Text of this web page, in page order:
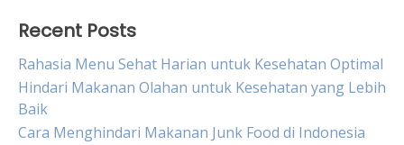
Recent Posts
Rahasia Menu Sehat Harian untuk Kesehatan Optimal
Hindari Makanan Olahan untuk Kesehatan yang Lebih
Baik
Cara Menghindari Makanan Junk Food di Indonesia